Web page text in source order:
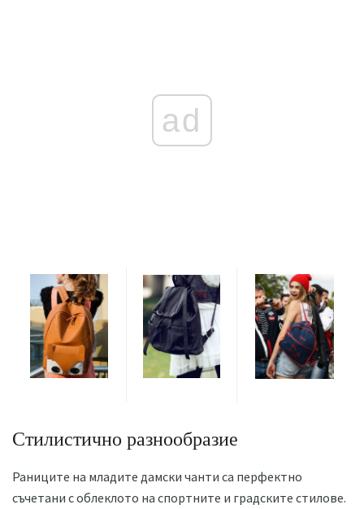
ad
Стилистично разнообразие
Раниците на младите дамски чанти са перфектно
съчетани с облеклото на спортните и градските стилове.